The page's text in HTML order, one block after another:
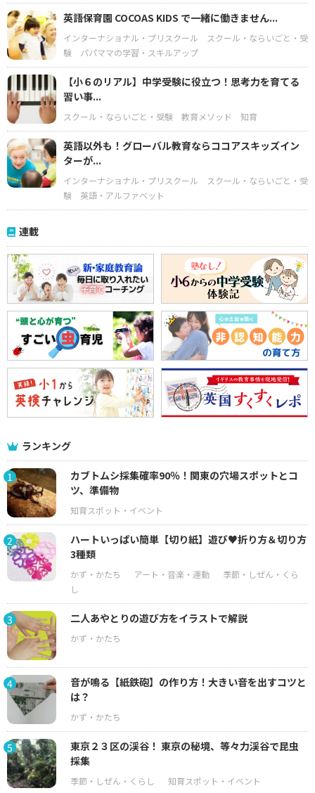
英語保育園 COCOAS KIDS で一緒に働きません...
インターナショナル・プリスクール
スクール・ならいごと・受
験
パパママの学習・スキルアップ
【小６のリアル】中学受験に役立つ！思考力を育てる
習い事...
スクール・ならいごと・受験 教育メソッド 知育
英語以外も！グローバル教育ならココアスキッズイン
ターが...
インターナショナル・プリスクール
スクール・ならいごと・受
験
英語・アルファベット
連載
ランキング
1
カブトムシ採集確率90％！関東の穴場スポットとコ
ツ、準備物
2
ハートいっぱい簡単【切り紙】遊び♥折り方＆切り方
3種類
3 二人あやとりの遊び方をイラストで解説
4
音が鳴る【紙鉄砲】の作り方！大きい音を出すコツと
は？
5
東京２３区の渓谷！ 東京の秘境、等々力渓谷で昆虫
採集